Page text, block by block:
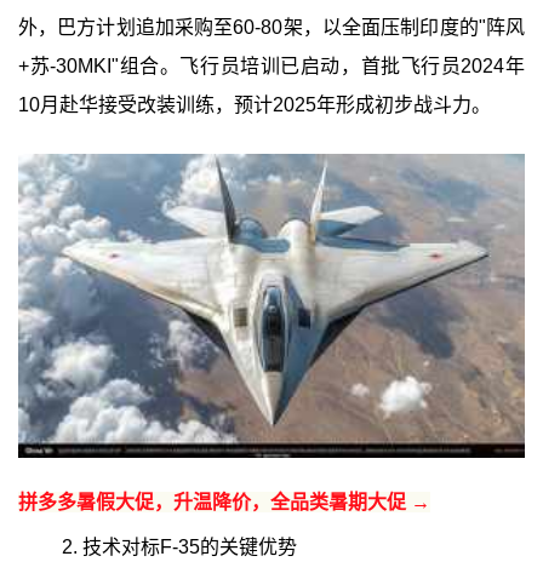
外，巴方计划追加采购至60-80架，以全面压制印度的"阵风
+苏-30MKI"组合。飞行员培训已启动，首批飞行员2024年
10月赴华接受改装训练，预计2025年形成初步战斗力。
拼多多暑假大促，升温降价，全品类暑期大促 →
2. 技术对标F-35的关键优势